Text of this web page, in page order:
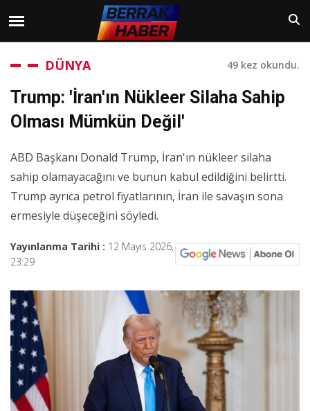
DÜNYA 49 kez okundu.
Trump: 'İran'ın Nükleer Silaha Sahip
Olması Mümkün Değil'
ABD Başkanı Donald Trump, İran'ın nükleer silaha
sahip olamayacağını ve bunun kabul edildiğini belirtti.
Trump ayrıca petrol fiyatlarının, İran ile savaşın sona
ermesiyle düşeceğini söyledi.
Yayınlanma Tarihi : 12 Mayıs 2026,
23:29